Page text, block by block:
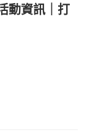
動資訊｜打